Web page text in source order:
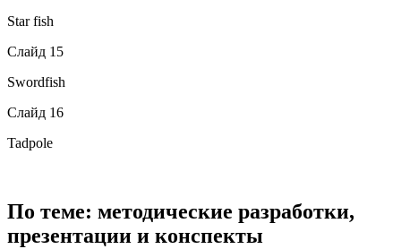
Star fish
Слайд 15
Swordfish
Слайд 16
Tadpole
По теме: методические разработки,
презентации и конспекты